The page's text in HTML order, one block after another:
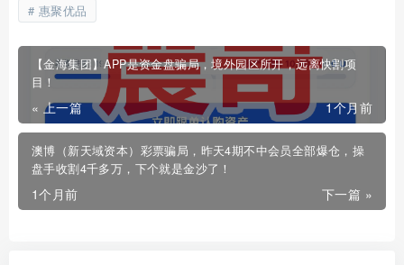
惠聚优品
【金海集团】APP是资金盘骗局，境外园区所开，远离快割项
目！
« 上一篇 1个月前
澳博（新天域资本）彩票骗局，昨天4期不中会员全部爆仓，操
盘手收割4千多万，下个就是金沙了！
下一篇 »
1个月前